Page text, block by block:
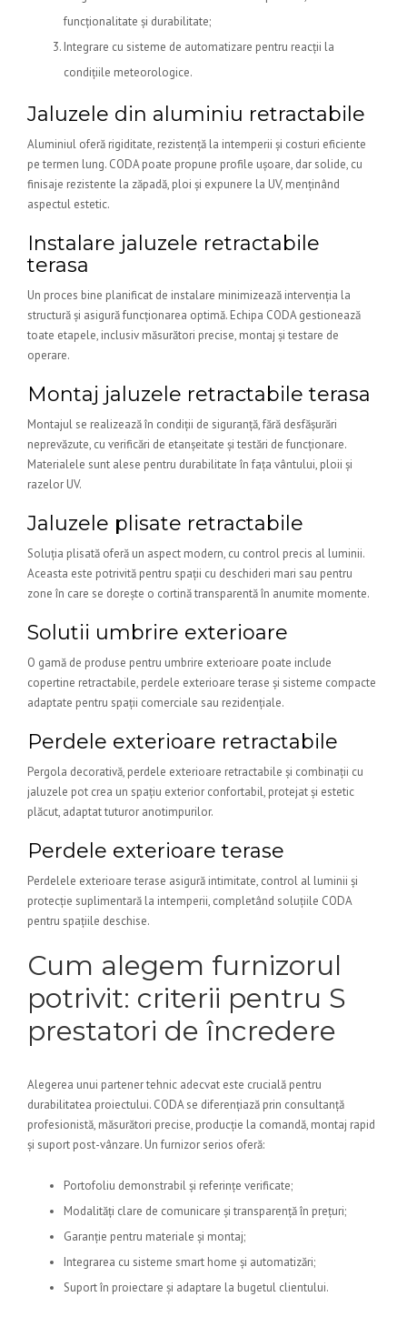
funcționalitate și durabilitate;
Integrare cu sisteme de automatizare pentru reacții la
condițiile meteorologice.
Jaluzele din aluminiu retractabile
Aluminiul oferă rigiditate, rezistență la intemperii și costuri eficiente
pe termen lung. CODA poate propune profile ușoare, dar solide, cu
finisaje rezistente la zăpadă, ploi și expunere la UV, menținând
aspectul estetic.
Instalare jaluzele retractabile
terasa
Un proces bine planificat de instalare minimizează intervenția la
structură și asigură funcționarea optimă. Echipa CODA gestionează
toate etapele, inclusiv măsurători precise, montaj și testare de
operare.
Montaj jaluzele retractabile terasa
Montajul se realizează în condiții de siguranță, fără desfășurări
neprevăzute, cu verificări de etanșeitate și testări de funcționare.
Materialele sunt alese pentru durabilitate în fața vântului, ploii și
razelor UV.
Jaluzele plisate retractabile
Soluția plisată oferă un aspect modern, cu control precis al luminii.
Aceasta este potrivită pentru spații cu deschideri mari sau pentru
zone în care se dorește o cortină transparentă în anumite momente.
Solutii umbrire exterioare
O gamă de produse pentru umbrire exterioare poate include
copertine retractabile, perdele exterioare terase și sisteme compacte
adaptate pentru spații comerciale sau rezidențiale.
Perdele exterioare retractabile
Pergola decorativă, perdele exterioare retractabile și combinații cu
jaluzele pot crea un spațiu exterior confortabil, protejat și estetic
plăcut, adaptat tuturor anotimpurilor.
Perdele exterioare terase
Perdelele exterioare terase asigură intimitate, control al luminii și
protecție suplimentară la intemperii, completând soluțiile CODA
pentru spațiile deschise.
Cum alegem furnizorul
potrivit: criterii pentru S
prestatori de încredere
Alegerea unui partener tehnic adecvat este crucială pentru
durabilitatea proiectului. CODA se diferențiază prin consultanță
profesionistă, măsurători precise, producție la comandă, montaj rapid
și suport post-vânzare. Un furnizor serios oferă:
Portofoliu demonstrabil și referințe verificate;
Modalități clare de comunicare și transparență în prețuri;
Garanție pentru materiale și montaj;
Integrarea cu sisteme smart home și automatizări;
Suport în proiectare și adaptare la bugetul clientului.